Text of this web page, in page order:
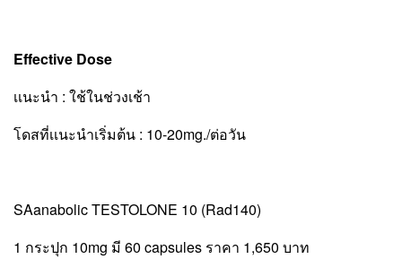
Effective Dose
เเนะนำ : ใช้ในช่วงเช้า
โดสที่เเนะนำเริ่มต้น : 10-20mg./ต่อวัน
SAanabolic TESTOLONE 10 (Rad140)
1 กระปุก 10mg มี 60 capsules ราคา 1,650 บาท